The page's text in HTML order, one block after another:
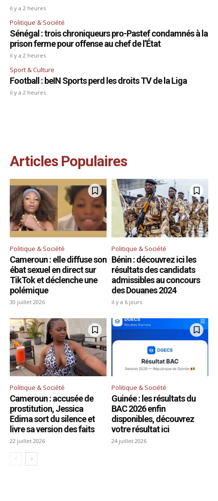
il y a 2 heures
Politique & Société
Sénégal : trois chroniqueurs pro-Pastef condamnés à la
prison ferme pour offense au chef de l’État
il y a 2 heures
Sport & Culture
Football : beIN Sports perd les droits TV de la Liga
il y a 2 heures
Articles Populaires
Politique & Société
Cameroun : elle diffuse son
ébat sexuel en direct sur
TikTok et déclenche une
polémique
30 juillet 2026
Politique & Société
Bénin : découvrez ici les
résultats des candidats
admissibles au concours
des Douanes 2024
il y a 6 jours
Politique & Société
Cameroun : accusée de
prostitution, Jessica
Edima sort du silence et
livre sa version des faits
22 juillet 2026
Politique & Société
Guinée : les résultats du
BAC 2026 enfin
disponibles, découvrez
votre résultat ici
24 juillet 2026